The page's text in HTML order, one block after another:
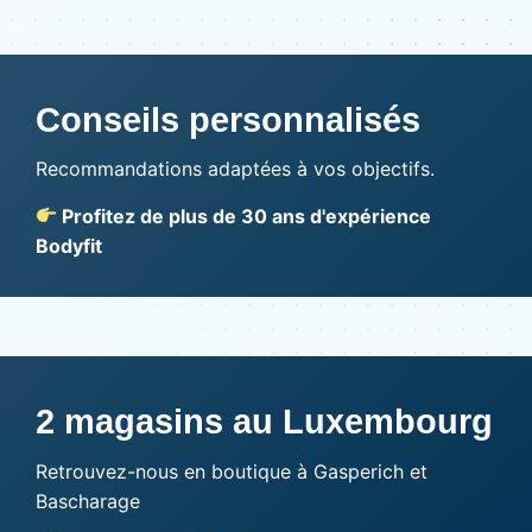
Conseils personnalisés
Recommandations adaptées à vos objectifs.
Profitez de plus de 30 ans d'expérience
Bodyfit
2 magasins au Luxembourg
Retrouvez-nous en boutique à Gasperich et
Bascharage